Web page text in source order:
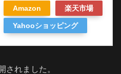
Amazon 楽天市場
Yahooショッピング
されました。